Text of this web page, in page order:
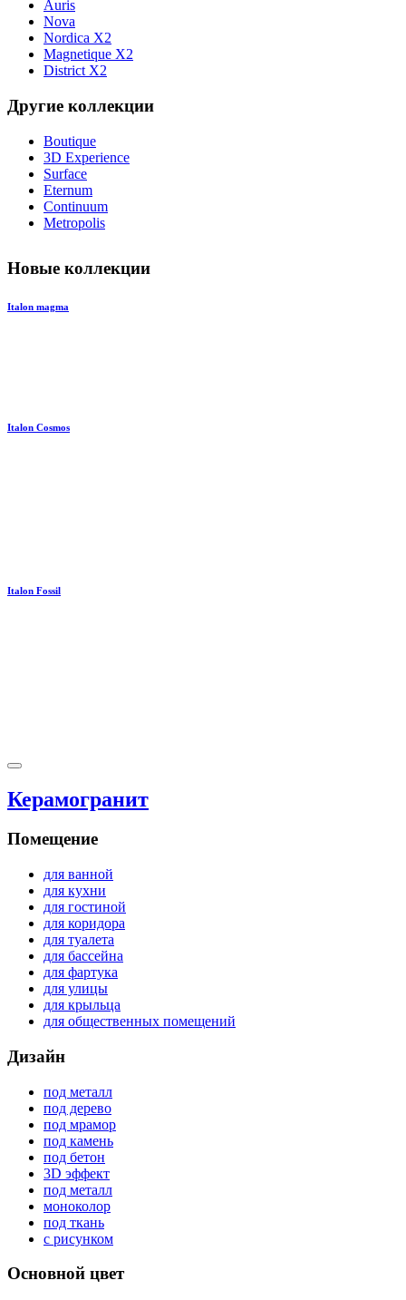
Auris
Nova
Nordica X2
Magnetique X2
District X2
Другие коллекции
Boutique
3D Experience
Surface
Eternum
Continuum
Metropolis
Новые коллекции
Italon magma
Italon Cosmos
Italon Fossil
Керамогранит
Помещение
для ванной
для кухни
для гостиной
для коридора
для туалета
для бассейна
для фартука
для улицы
для крыльца
для общественных помещений
Дизайн
под металл
под дерево
под мрамор
под камень
под бетон
3D эффект
под металл
моноколор
под ткань
с рисунком
Основной цвет